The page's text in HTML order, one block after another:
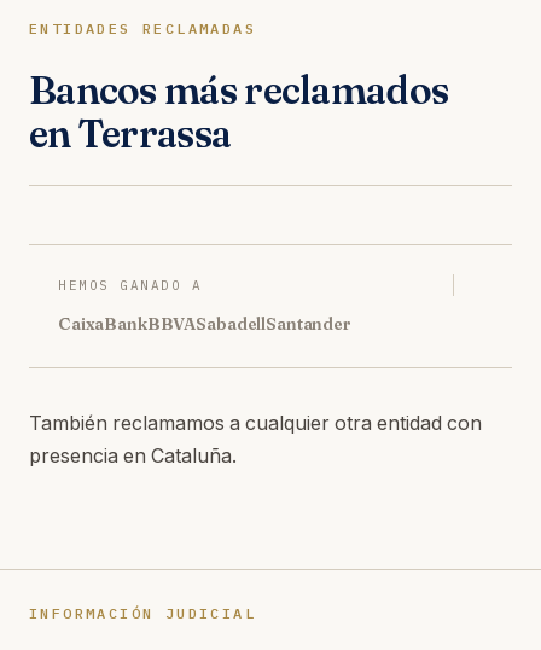
ENTIDADES RECLAMADAS
Bancos más reclamados
en Terrassa
HEMOS GANADO A
CaixaBankBBVASabadellSantander
También reclamamos a cualquier otra entidad con
presencia en Cataluña.
INFORMACIÓN JUDICIAL